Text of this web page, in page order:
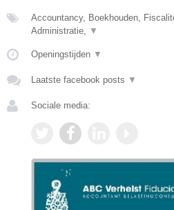
Accountancy, Boekhouden,
Administratie,
▼
Openingstijden ▼
Laatste facebook posts ▼
Sociale media: